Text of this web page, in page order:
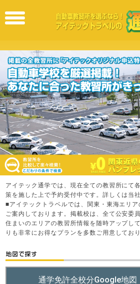
toggle
HOME
単
6STEP!
免許取
得まで
の流れ
入校資
格
ご予
約・お
問い合
わせ
利用規
約
要
プライ
アイテック通学では、現在全ての教習所にて
策を施した上で予約受付中です。詳しくは当
■アイテックトラベルでは、関東・東海エリ
ご案内しております。掲載校は、全て公安委
住まいのエリアの教習所情報を随時アップし
りも非常にお得なプランを多数ご用意しており